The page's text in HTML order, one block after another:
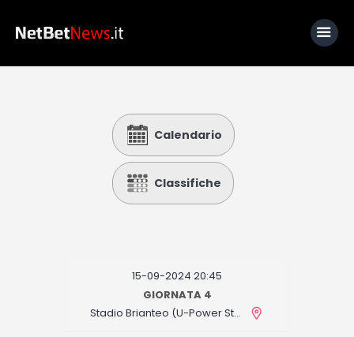
Calcio
Basket
Fantacalcio
I consigli di Giulia
Calendario
Classifiche
15-09-2024 20:45
GIORNATA 4
Stadio Brianteo (U-Power Stadium)